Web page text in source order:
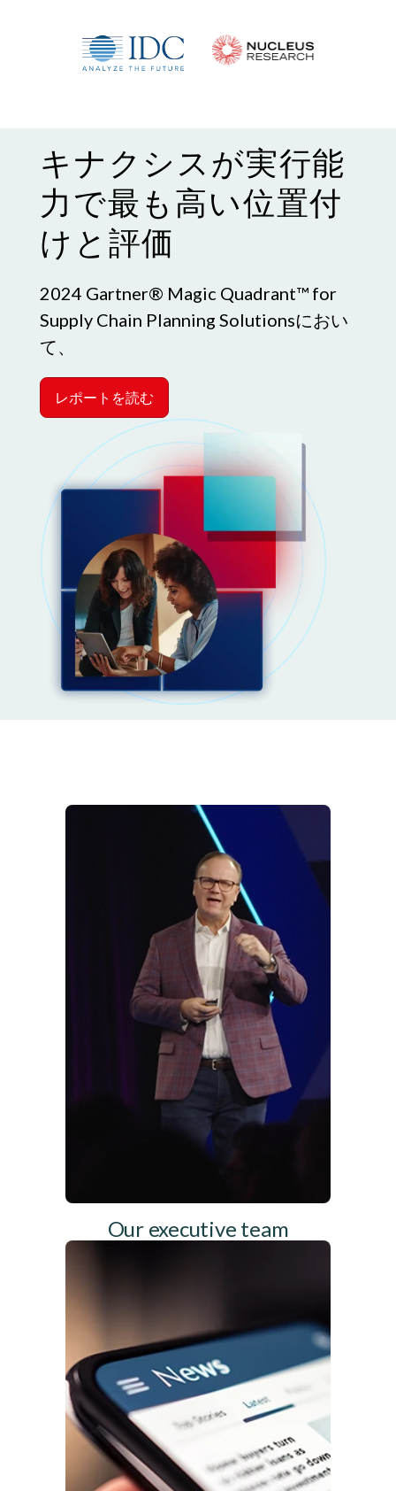
キナクシスが実行能
力で最も高い位置付
けと評価
2024 Gartner® Magic Quadrant™ for
Supply Chain Planning Solutionsにおい
て、
レポートを読む
Our executive team